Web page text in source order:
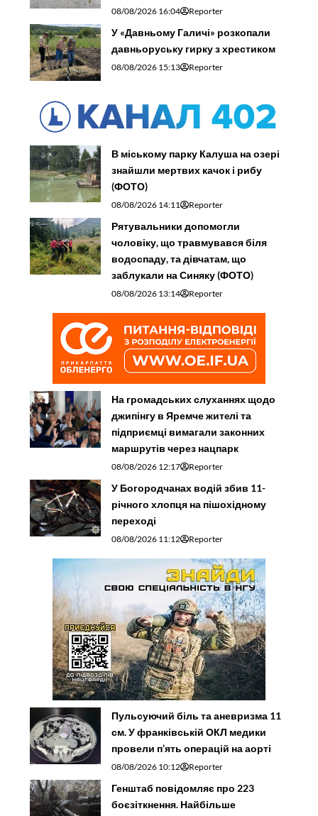
08/08/2026 16:04 Reporter
У «Давньому Галичі» розкопали
давньоруську гирку з хрестиком
08/08/2026 15:13 Reporter
В міському парку Калуша на озері
знайшли мертвих качок і рибу
(ФОТО)
08/08/2026 14:11 Reporter
Рятувальники допомогли
чоловіку, що травмувався біля
водоспаду, та дівчатам, що
заблукали на Синяку (ФОТО)
08/08/2026 13:14 Reporter
На громадських слуханнях щодо
джипінгу в Яремче житeлі та
підприємці вимагали законних
маршрутів через нацпарк
08/08/2026 12:17 Reporter
У Богородчанах водій збив 11-
річного хлопця на пішохідному
переході
08/08/2026 11:12 Reporter
Пульсуючий біль та аневризма 11
см. У франківській ОКЛ медики
провели п’ять операцій на аорті
08/08/2026 10:12 Reporter
Генштаб повідомляє про 223
боєзіткнення. Найбільше